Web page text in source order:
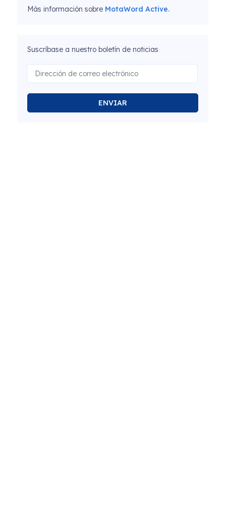
Más información sobre MotaWord Active.
Suscríbase a nuestro boletín de noticias
ENVIAR